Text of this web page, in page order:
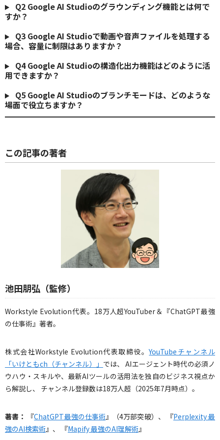
Q2 Google AI Studioのグラウンディング機能とは何で
すか？
Q3 Google AI Studioで動画や音声ファイルを処理する
場合、容量に制限はありますか？
Q4 Google AI Studioの構造化出力機能はどのように活
用できますか？
Q5 Google AI Studioのブランチモードは、どのような
場面で役立ちますか？
この記事の著者
池田朋弘（監修）
Workstyle Evolution代表。18万人超YouTuber＆『ChatGPT最強
の仕事術』著者。
株式会社Workstyle Evolution代表取締役。YouTubeチャンネル
「いけともch（チャンネル）」 では、 AIエージェント時代の必須ノ
ウハウ・スキルや、最新AIツールの活用法を独自のビジネス視点か
ら解説し、 チャンネル登録数は18万人超（2025年7月時点）。
著書： 『ChatGPT最強の仕事術』（4万部突破）、 『Perplexity 最
強のAI検索術』、 『Mapify 最強のAI理解術』